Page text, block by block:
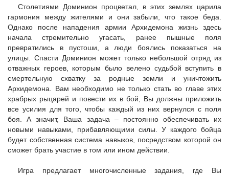
Столетиями Доминион процветал, в этих землях царила
гармония между жителями и они забыли, что такое беда.
Однако после нападения армии Архидемона жизнь здесь
начала стремительно угасать, ранее пышные поля
превратились в пустоши, а люди боялись показаться на
улицы. Спасти Доминион может только небольшой отряд из
отважных героев, которым было велено судьбой вступить в
смертельную схватку за родные земли и уничтожить
Архидемона. Вам необходимо не только стать во главе этих
храбрых рыцарей и повести их в бой, Вы должны приложить
все усилия для того, чтобы каждый из них вернулся с поля
боя. А значит, Ваша задача – постоянно обеспечивать их
новыми навыками, прибавляющими силы. У каждого бойца
будет собственная система навыков, посредством которой он
сможет брать участие в том или ином действии.
Игра предлагает многочисленные задания, где Вы